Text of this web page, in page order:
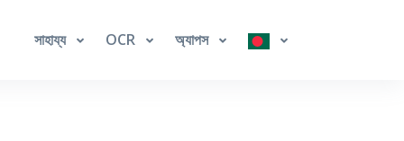
সাহায্য OCR অ্যাপস